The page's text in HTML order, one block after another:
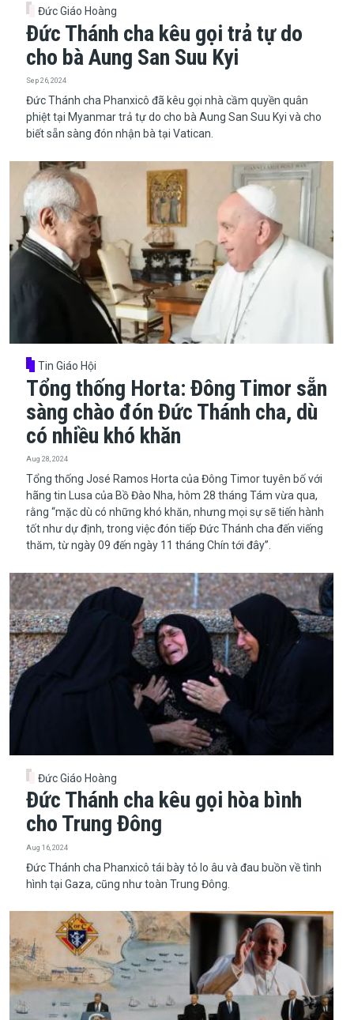
Đức Giáo Hoàng
Đức Thánh cha kêu gọi trả tự do
cho bà Aung San Suu Kyi
Sep 26, 2024
​​​​​​​Đức Thánh cha Phanxicô đã kêu gọi nhà cầm quyền quân
phiệt tại Myanmar trả tự do cho bà Aung San Suu Kyi và cho
biết sẵn sàng đón nhận bà tại Vatican.
Tin Giáo Hội
Tổng thống Horta: Đông Timor sẵn
sàng chào đón Đức Thánh cha, dù
có nhiều khó khăn
Aug 28, 2024
​​​​​​​Tổng thống José Ramos Horta của Đông Timor tuyên bố với
hãng tin Lusa của Bồ Đào Nha, hôm 28 tháng Tám vừa qua,
rằng “mặc dù có những khó khăn, nhưng mọi sự sẽ tiến hành
tốt như dự định, trong việc đón tiếp Đức Thánh cha đến viếng
thăm, từ ngày 09 đến ngày 11 tháng Chín tới đây”.
Đức Giáo Hoàng
Đức Thánh cha kêu gọi hòa bình
cho Trung Đông
Aug 16, 2024
​​​​​​​Đức Thánh cha Phanxicô tái bày tỏ lo âu và đau buồn về tình
hình tại Gaza, cũng như toàn Trung Đông.